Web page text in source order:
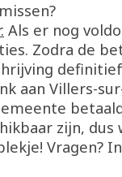
Als er nog
Zodra de
aan Villers-
zijn,
Vragen?